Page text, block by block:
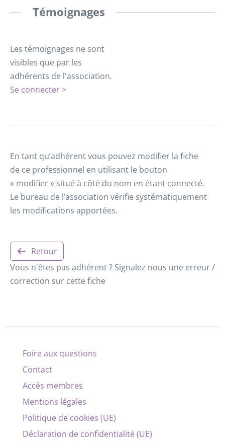
Témoignages
Les témoignages ne sont
visibles que par les
adhérents de l'association.
Se connecter >
En tant qu’adhérent vous pouvez modifier la fiche
de ce professionnel en utilisant le bouton
« modifier » situé à côté du nom en étant connecté.
Le bureau de l’association vérifie systématiquement
les modifications apportées.
Retour
Vous n'êtes pas adhérent ? Signalez nous une erreur /
correction sur cette fiche
Foire aux questions
Contact
Accès membres
Mentions légales
Politique de cookies (UE)
Déclaration de confidentialité (UE)